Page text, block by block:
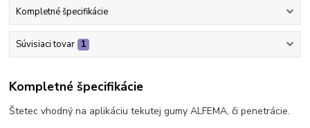
Kompletné špecifikácie
Súvisiaci tovar 1
Kompletné špecifikácie
Štetec vhodný na aplikáciu tekutej gumy ALFEMA, či penetrácie.